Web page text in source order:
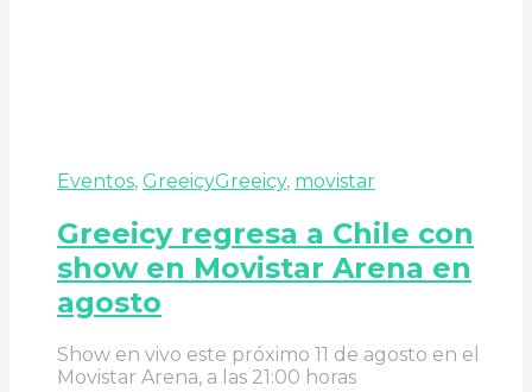
Eventos, GreeicyGreeicy, movistar
Greeicy regresa a Chile con
show en Movistar Arena en
agosto
Show en vivo este próximo 11 de agosto en el
Movistar Arena, a las 21:00 horas